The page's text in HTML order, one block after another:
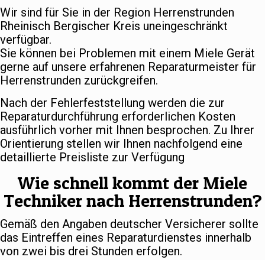
Wir sind für Sie in der Region Herrenstrunden
Rheinisch Bergischer Kreis uneingeschränkt
verfügbar.
Sie können bei Problemen mit einem Miele Gerät
gerne auf unsere erfahrenen Reparaturmeister für
Herrenstrunden zurückgreifen.
Nach der Fehlerfeststellung werden die zur
Reparaturdurchführung erforderlichen Kosten
ausführlich vorher mit Ihnen besprochen. Zu Ihrer
Orientierung stellen wir Ihnen nachfolgend eine
detaillierte Preisliste zur Verfügung
Wie schnell kommt der Miele
Techniker nach Herrenstrunden?
Gemäß den Angaben deutscher Versicherer sollte
das Eintreffen eines Reparaturdienstes innerhalb
von zwei bis drei Stunden erfolgen.